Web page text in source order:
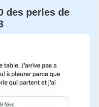
des perles de